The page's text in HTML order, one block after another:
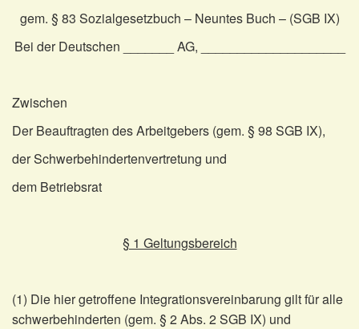
gem. § 83 Sozialgesetzbuch – Neuntes Buch – (SGB IX)
Bei der Deutschen _______ AG, ____________________
Zwischen
Der Beauftragten des Arbeitgebers (gem. § 98 SGB IX),
der Schwerbehindertenvertretung und
dem Betriebsrat
§ 1 Geltungsbereich
(1) Die hier getroffene Integrationsvereinbarung gilt für alle
schwerbehinderten (gem. § 2 Abs. 2 SGB IX) und